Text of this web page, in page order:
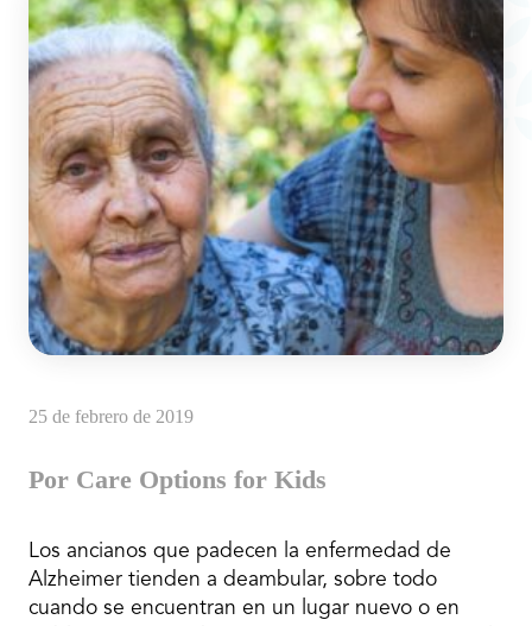
25 de febrero de 2019
Por Care Options for Kids
Los ancianos que padecen la enfermedad de
Alzheimer tienden a deambular, sobre todo
cuando se encuentran en un lugar nuevo o en